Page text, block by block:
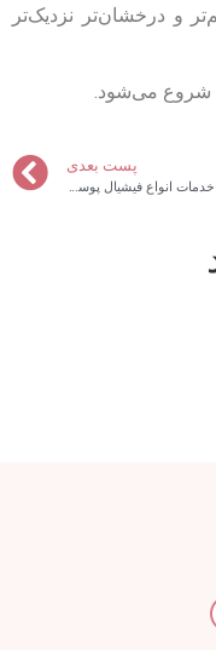
و درخشان‌تر نزدیک‌تر
شروع می‌شود.
پست بعدی
آزیتا نوری خدمات انواع فیشیال پوست در تهران جردن